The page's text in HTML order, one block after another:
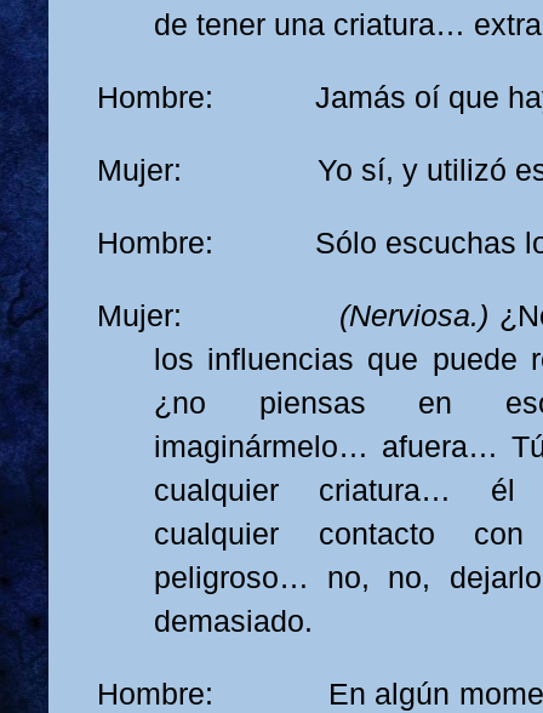
de tener una criatura…
Hombre: Jamás oí que
Mujer: Yo sí, y utilizó esa
Hombre: Sólo escuchas lo
Mujer: (Nerviosa.)
los influencias que puede
¿no piensas en
imaginármelo… afuera…
cualquier criatura…
cualquier contacto
peligroso… no, no,
demasiado.
Hombre: En algún